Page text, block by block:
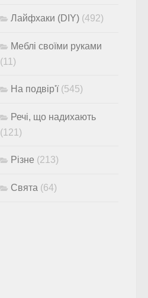
Лайфхаки (DIY) (492)
Меблі своїми руками
(11)
На подвір'ї(545)
Речі, що надихають
(121)
Різне (213)
Свята (64)